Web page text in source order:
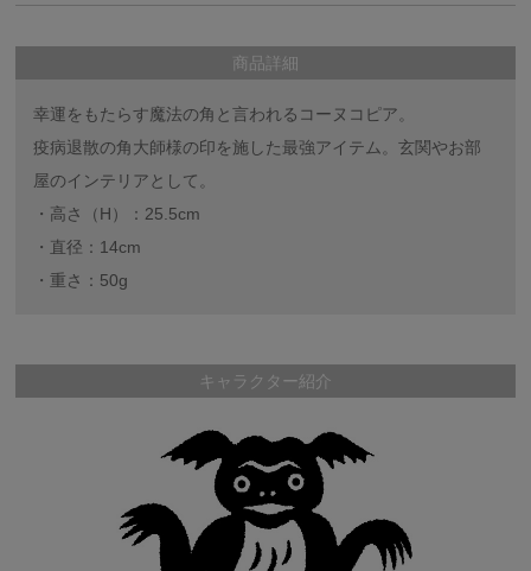
商品詳細
幸運をもたらす魔法の角と言われるコーヌコピア。
疫病退散の角大師様の印を施した最強アイテム。玄関やお部
屋のインテリアとして。
・高さ（H）：25.5cm
・直径：14cm
・重さ：50g
キャラクター紹介